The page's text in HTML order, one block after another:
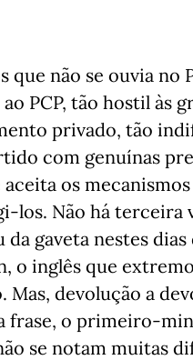
que não se ouvia no
ao PCP, tão hostil às
privado, tão
com genuínas
os
los. Não há terceira
da gaveta nestes
o inglês que
devolução a
frase, o primeiro-
se notam muitas